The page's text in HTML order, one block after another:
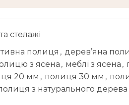
стелажі
полиця , дерев’яна
з ясена , меблі з ясена ,
20 мм , полиця 30 мм ,
з натурального дерева